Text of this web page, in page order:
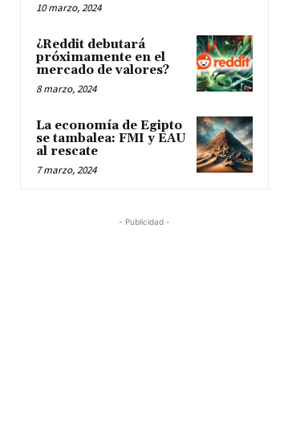
10 marzo, 2024
¿Reddit debutará
próximamente en el
mercado de valores?
8 marzo, 2024
La economía de Egipto
se tambalea: FMI y EAU
al rescate
7 marzo, 2024
- Publicidad -